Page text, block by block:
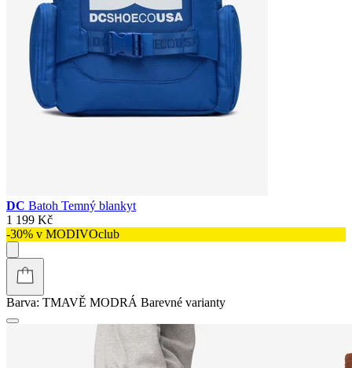
DC Batoh Temný blankyt
1 199 Kč
-30% v MODIVOclub
Barva: TMAVĚ MODRÁ Barevné varianty